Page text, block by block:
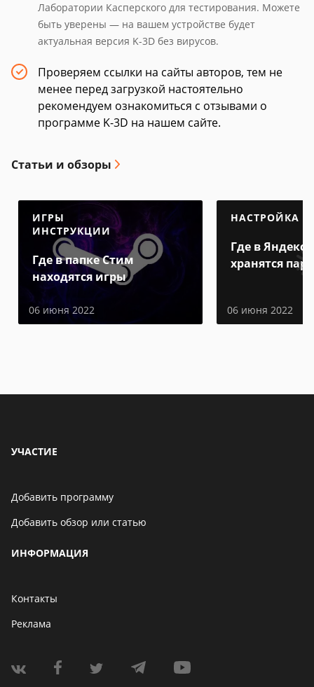
Лаборатории Касперского для тестирования. Можете
быть уверены — на вашем устройстве будет
актуальная версия K-3D без вирусов.
Проверяем ссылки на сайты авторов, тем не
менее перед загрузкой настоятельно
рекомендуем ознакомиться с отзывами о
программе K-3D на нашем сайте.
Статьи и обзоры
ИГРЫ
ИНСТРУКЦИИ
Где в папке Стим
находятся игры
06 июня 2022
НАСТРОЙКА
Где в Яндекс
хранятся
06 июня 2022
УЧАСТИЕ
Добавить программу
Добавить обзор или статью
ИНФОРМАЦИЯ
Контакты
Реклама